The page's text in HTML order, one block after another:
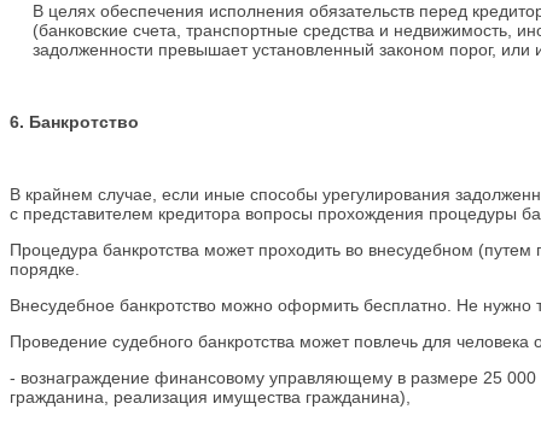
В целях обеспечения исполнения обязательств перед
(банковские счета, транспортные средства и недвижимость,
задолженности превышает установленный законом порог,
6. Банкротство
В крайнем случае, если иные способы урегулирования
с представителем кредитора вопросы прохождения процедуры
Процедура банкротства может проходить во внесудебном
порядке.
Внесудебное банкротство можно оформить бесплатно. Не нужно
Проведение судебного банкротства может повлечь для
- вознаграждение финансовому управляющему в размере 25 000
гражданина, реализация имущества гражданина),